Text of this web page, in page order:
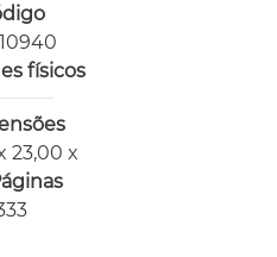
físicos
23,00 x